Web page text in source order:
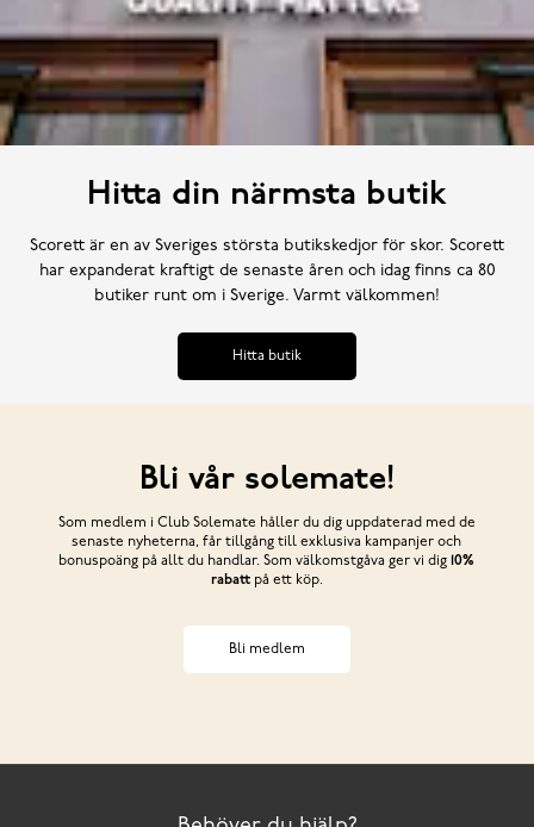
Hitta din närmsta butik
Scorett är en av Sveriges största butikskedjor för skor. Scorett
har expanderat kraftigt de senaste åren och idag finns ca 80
butiker runt om i Sverige. Varmt välkommen!
Hitta butik
Bli vår solemate!
Som medlem i Club Solemate håller du dig uppdaterad med de
senaste nyheterna, får tillgång till exklusiva kampanjer och
bonuspoäng på allt du handlar. Som välkomstgåva ger vi dig10%
rabattpå ett köp.
Bli medlem